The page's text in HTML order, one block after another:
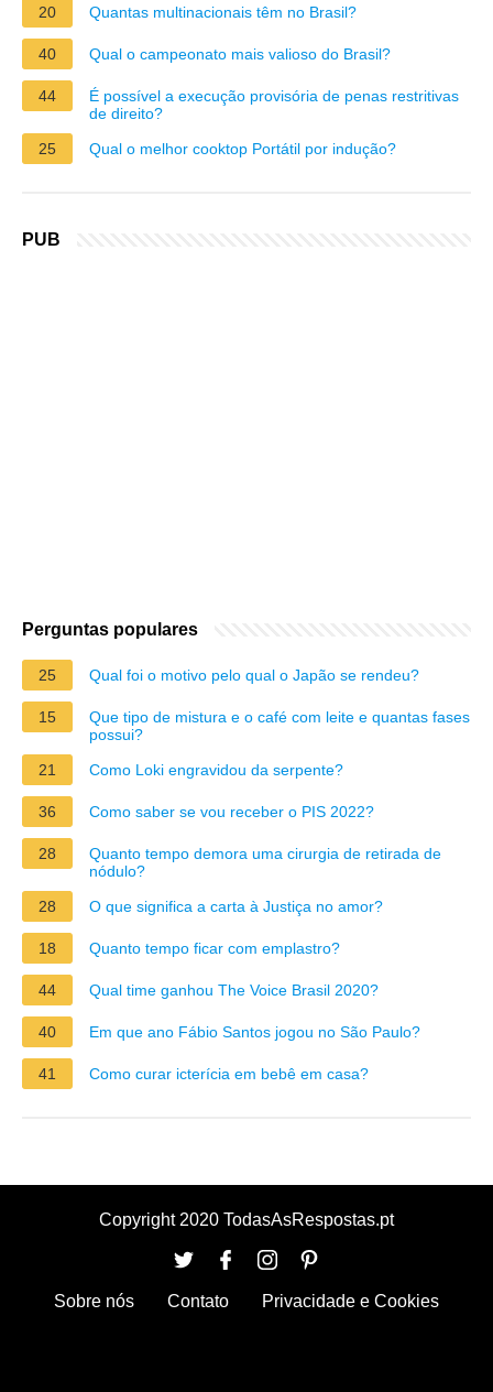
20 Quantas multinacionais têm no Brasil?
40 Qual o campeonato mais valioso do Brasil?
44
É possível a execução provisória de penas restritivas
de direito?
25
Qual o melhor cooktop Portátil por indução?
PUB
Perguntas populares
25 Qual foi o motivo pelo qual o Japão se rendeu?
15
Que tipo de mistura e o café com leite e quantas fases
possui?
21
Como Loki engravidou da serpente?
36 Como saber se vou receber o PIS 2022?
28
Quanto tempo demora uma cirurgia de retirada de
nódulo?
28
O que significa a carta à Justiça no amor?
18 Quanto tempo ficar com emplastro?
44 Qual time ganhou The Voice Brasil 2020?
40 Em que ano Fábio Santos jogou no São Paulo?
41 Como curar icterícia em bebê em casa?
Copyright 2020 TodasAsRespostas.pt
Sobre nós Contato Privacidade e Cookies